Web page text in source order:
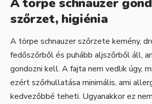
szőrzet, higiénia
A törpe schnauzer szőrzete kemény,
fedőszőrből és puhább aljszőrből áll,
gondozni kell. A fajta nem vedlik úgy,
ezért szőrhullatása minimális, ami
kedvezőbbé teheti. Ugyanakkor ez